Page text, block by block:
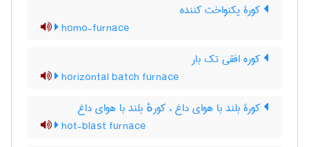
کورۀ یکنواخت کننده
homo-furnace
کوره افقی تک بار
horizontal batch furnace
کورۀ بلند با هوای داغ ، کورهٔ بلند با هوای داغ
hot-blast furnace